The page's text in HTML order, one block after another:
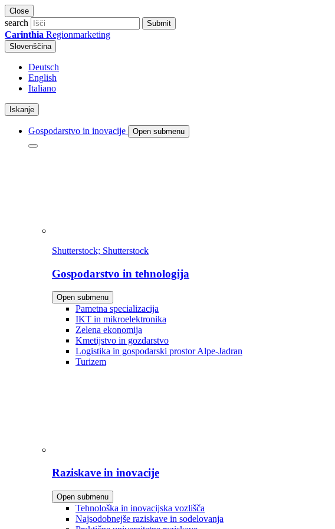
Close
search Submit
Carinthia Regionmarketing
Slovenščina
Deutsch
English
Italiano
Iskanje
Gospodarstvo in inovacije Open submenu
Shutterstock; Shutterstock
Gospodarstvo in tehnologija
Open submenu
Pametna specializacija
IKT in mikroelektronika
Zelena ekonomija
Kmetijstvo in gozdarstvo
Logistika in gospodarski prostor Alpe-Jadran
Turizem
Raziskave in inovacije
Open submenu
Tehnološka in inovacijska vozlišča
Najsodobnejše raziskave in sodelovanja